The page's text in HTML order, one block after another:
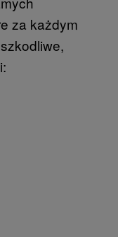
za każdym